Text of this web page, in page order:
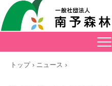
トップ › ニュース ›